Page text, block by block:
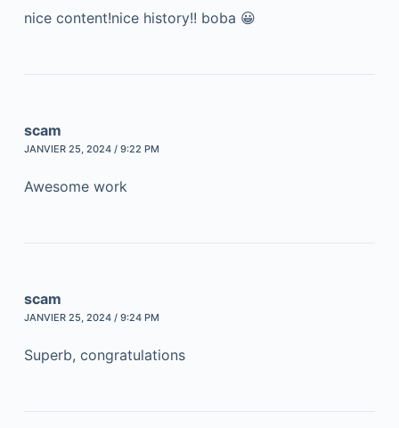
nice content!nice history!! boba 😀
scam
JANVIER 25, 2024 / 9:22 PM
Awesome work
scam
JANVIER 25, 2024 / 9:24 PM
Superb, congratulations